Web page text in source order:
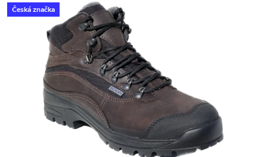
Česká značka